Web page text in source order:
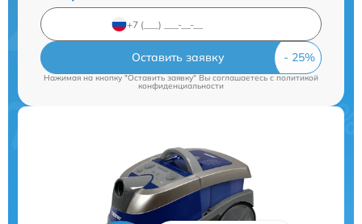
Оставить заявку
Нажимая на кнопку "Оставить заявку" Вы соглашаетесь c политикой
конфиденциальности